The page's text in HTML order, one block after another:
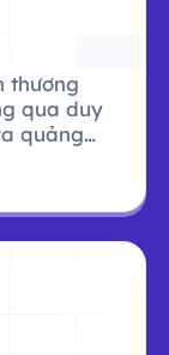
thương
qua duy
quảng